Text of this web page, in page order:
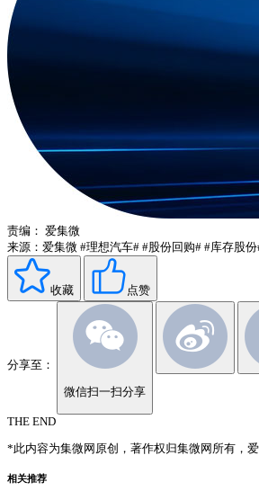
责编： 爱集微
来源：爱集微 #理想汽车# #股份回购# #库存股
收藏 点赞
分享至：
微信扫一扫分享
THE END
*此内容为集微网原创，著作权归集微网所有，
相关推荐